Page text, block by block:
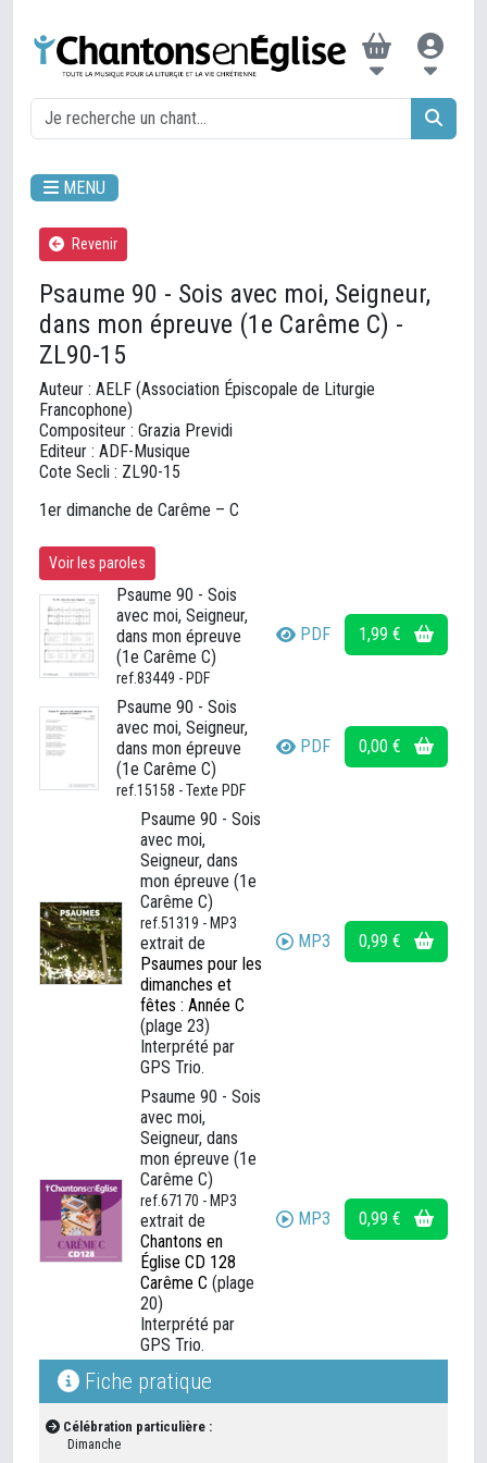
MENU
Revenir
Psaume 90 - Sois avec moi, Seigneur,
dans mon épreuve (1e Carême C) -
ZL90-15
Auteur : AELF (Association Épiscopale de Liturgie
Francophone)
Compositeur : Grazia Previdi
Editeur : ADF-Musique
Cote Secli : ZL90-15
1er dimanche de Carême – C
Voir les paroles
Psaume 90 - Sois
avec moi, Seigneur,
dans mon épreuve
(1e Carême C)
ref.83449 - PDF
PDF 1,99 €
Psaume 90 - Sois
avec moi, Seigneur,
dans mon épreuve
(1e Carême C)
ref.15158 - Texte PDF
PDF 0,00 €
Psaume 90 - Sois
avec moi,
Seigneur, dans
mon épreuve (1e
Carême C)
ref.51319 - MP3
extrait de
Psaumes pour les
dimanches et
fêtes : Année C
(plage 23)
Interprété par
GPS Trio.
MP3 0,99 €
Psaume 90 - Sois
avec moi,
Seigneur, dans
mon épreuve (1e
Carême C)
ref.67170 - MP3
extrait de
Chantons en
Église CD 128
Carême C (plage
20)
Interprété par
GPS Trio.
MP3 0,99 €
Fiche pratique
Célébration particulière :
Dimanche